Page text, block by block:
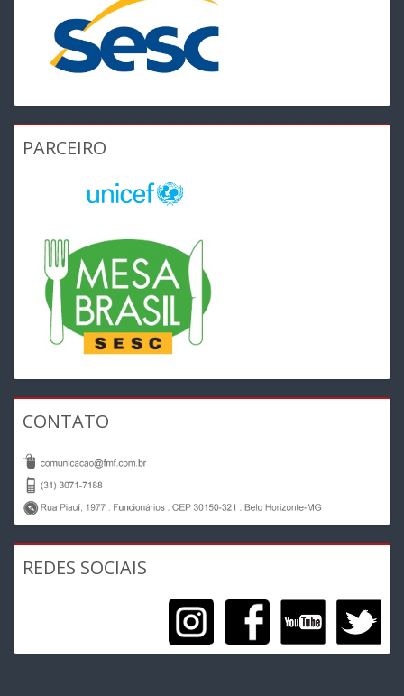
PARCEIRO
CONTATO
REDES SOCIAIS